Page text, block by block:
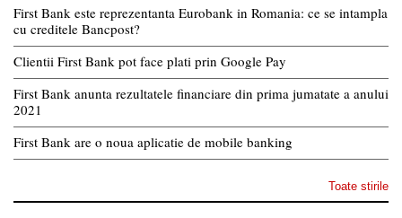
First Bank este reprezentanta Eurobank in Romania: ce se intampla
cu creditele Bancpost?
Clientii First Bank pot face plati prin Google Pay
First Bank anunta rezultatele financiare din prima jumatate a anului
2021
First Bank are o noua aplicatie de mobile banking
Toate stirile